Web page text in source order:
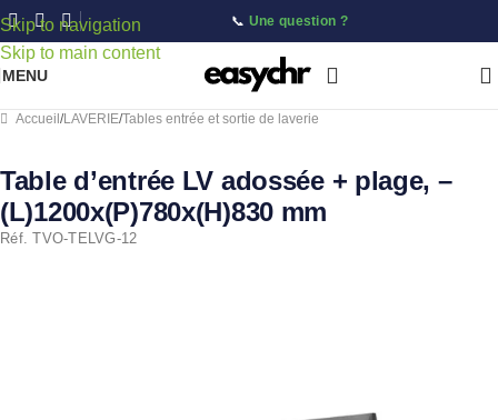
Skip to navigation
Skip to main content
📞 Une question ?
MENU
Accueil /LAVERIE/Tables entrée et sortie de laverie
Table d’entrée LV adossée + plage, –
(L)1200x(P)780x(H)830 mm
Réf. TVO-TELVG-12